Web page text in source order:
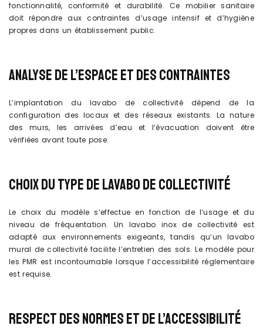
fonctionnalité, conformité et durabilité. Ce mobilier sanitaire
doit répondre aux contraintes d’usage intensif et d’hygiène
propres dans un établissement public.
ANALYSE DE L’ESPACE ET DES CONTRAINTES
L’implantation du lavabo de collectivité dépend de la
configuration des locaux et des réseaux existants. La nature
des murs, les arrivées d’eau et l’évacuation doivent être
vérifiées avant toute pose.
CHOIX DU TYPE DE LAVABO DE COLLECTIVITÉ
Le choix du modèle s’effectue en fonction de l’usage et du
niveau de fréquentation. Un lavabo inox de collectivité est
adapté aux environnements exigeants, tandis qu’un lavabo
mural de collectivité facilite l’entretien des sols. Le modèle pour
les PMR est incontournable lorsque l’accessibilité réglementaire
est requise.
RESPECT DES NORMES ET DE L’ACCESSIBILITÉ